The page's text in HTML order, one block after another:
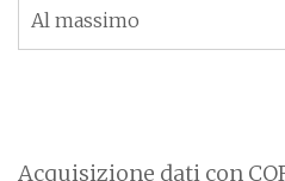
Al massimo
Acquisizione dati con